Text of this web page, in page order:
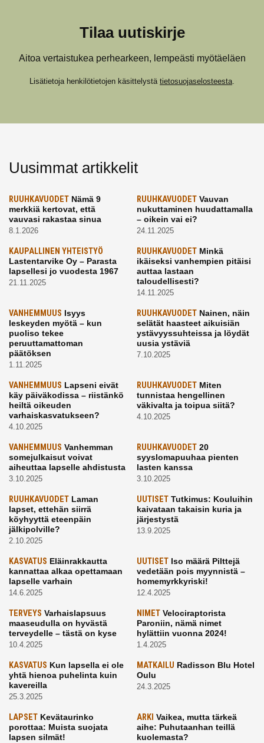
Tilaa uutiskirje
Aitoa vertaistukea perhearkeen, lempeästi myötäeläen
Lisätietoja henkilötietojen käsittelystä tietosuojaselosteesta.
Uusimmat artikkelit
RUUHKAVUODET Nämä 9
merkkiä kertovat, että
vauvasi rakastaa sinua
8.1.2026
RUUHKAVUODETVauvan
nukuttaminen huudattamalla
– oikein vai ei?
24.11.2025
KAUPALLINEN YHTEISTYÖ
Lastentarvike Oy – Parasta
lapsellesi jo vuodesta 1967
21.11.2025
RUUHKAVUODETMinkä
ikäiseksi vanhempien pitäisi
auttaa lastaan
taloudellisesti?
14.11.2025
VANHEMMUUS Isyys
leskeyden myötä – kun
puoliso tekee
peruuttamattoman
päätöksen
1.11.2025
RUUHKAVUODETNainen, näin
selätät haasteet aikuisiän
ystävyyssuhteissa ja löydät
uusia ystäviä
7.10.2025
VANHEMMUUS Lapseni eivät
käy päiväkodissa – riistänkö
heiltä oikeuden
varhaiskasvatukseen?
4.10.2025
RUUHKAVUODETMiten
tunnistaa hengellinen
väkivalta ja toipua siitä?
4.10.2025
VANHEMMUUS Vanhemman
somejulkaisut voivat
aiheuttaa lapselle ahdistusta
3.10.2025
RUUHKAVUODET20
syyslomapuuhaa pienten
lasten kanssa
3.10.2025
RUUHKAVUODET Laman
lapset, ettehän siirrä
köyhyyttä eteenpäin
jälkipolville?
2.10.2025
UUTISETTutkimus: Kouluihin
kaivataan takaisin kuria ja
järjestystä
13.9.2025
KASVATUS Eläinrakkautta
kannattaa alkaa opettamaan
lapselle varhain
14.6.2025
UUTISETIso määrä Pilttejä
vedetään pois myynnistä –
homemyrkkyriski!
12.4.2025
TERVEYS Varhaislapsuus
maaseudulla on hyvästä
terveydelle – tästä on kyse
10.4.2025
NIMETVelociraptorista
Paroniin, nämä nimet
hylättiin vuonna 2024!
1.4.2025
KASVATUS Kun lapsella ei ole
yhtä hienoa puhelinta kuin
kavereilla
25.3.2025
MATKAILU Radisson Blu Hotel
Oulu
24.3.2025
LAPSET Kevätaurinko
porottaa: Muista suojata
lapsen silmät!
ARKI Vaikea, mutta tärkeä
aihe: Puhutaanhan teillä
kuolemasta?